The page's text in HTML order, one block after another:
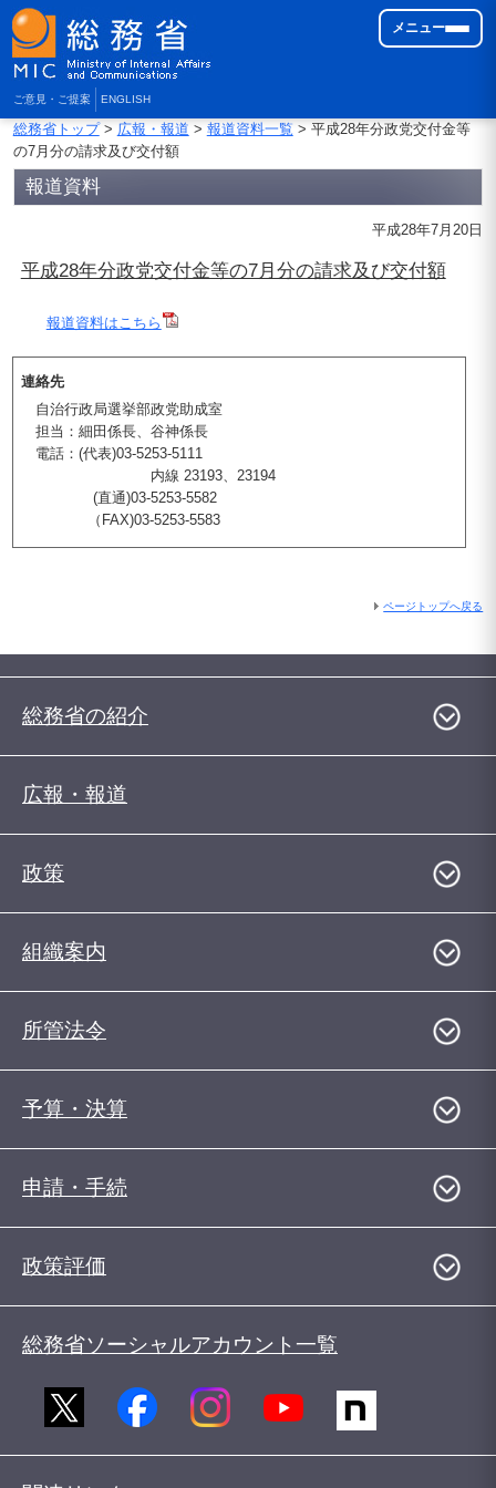
ご意見・ご提案 ENGLISH
メニュー
総務省トップ> 広報・報道 > 報道資料一覧> 平成28年分政党交付金等
の7月分の請求及び交付額
報道資料
平成28年7月20日
平成28年分政党交付金等の7月分の請求及び交付額
報道資料はこちら
連絡先
自治行政局選挙部政党助成室
担当：細田係長、谷神係長
電話：(代表)03-5253-5111
内線 23193、23194
(直通)03-5253-5582
（FAX)03-5253-5583
ページトップへ戻る
総務省の紹介
広報・報道
政策
組織案内
所管法令
予算・決算
申請・手続
政策評価
総務省ソーシャルアカウント一覧